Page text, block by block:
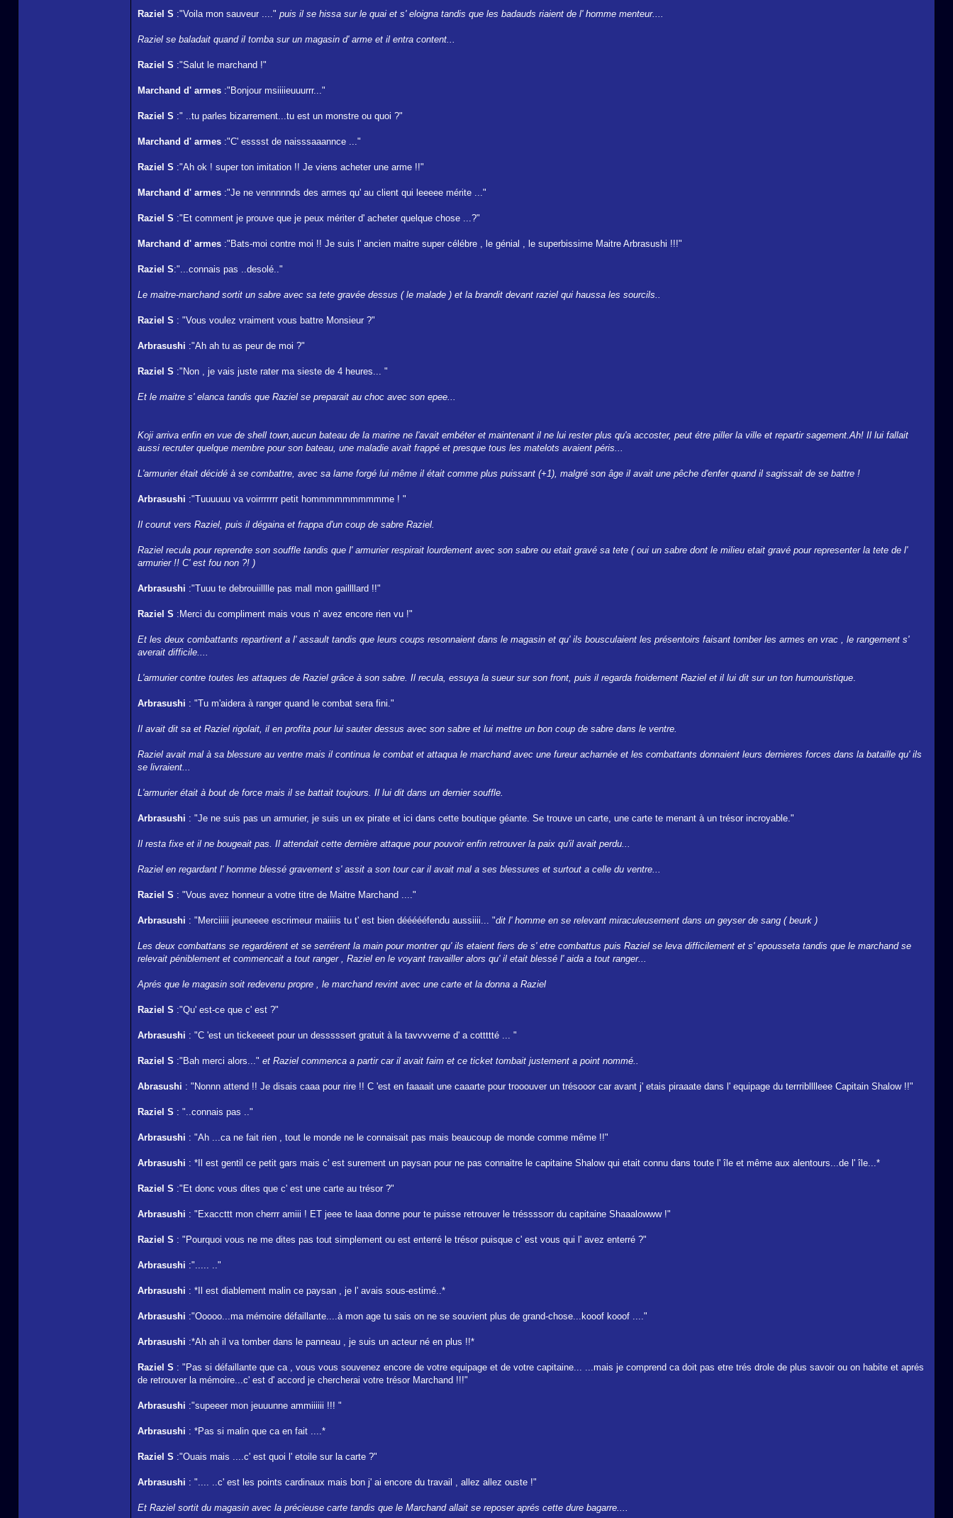
Raziel S :"Voila mon sauveur ...." puis il se hissa sur le quai et s' eloigna tandis que les badauds riaient de l' homme menteur....
Raziel se baladait quand il tomba sur un magasin d' arme et il entra content...
Raziel S :"Salut le marchand !"
Marchand d' armes :"Bonjour msiiiieuuurrr..."
Raziel S :" ..tu parles bizarrement...tu est un monstre ou quoi ?"
Marchand d' armes :"C' esssst de naisssaaannce ..."
Raziel S :"Ah ok ! super ton imitation !! Je viens acheter une arme !!"
Marchand d' armes :"Je ne vennnnnds des armes qu' au client qui leeeee mérite ..."
Raziel S :"Et comment je prouve que je peux mériter d' acheter quelque chose ...?"
Marchand d' armes :"Bats-moi contre moi !! Je suis l' ancien maitre super célébre , le génial , le superbissime Maitre Arbrasushi !!!"
Raziel S:"...connais pas ..desolé.."
Le maitre-marchand sortit un sabre avec sa tete gravée dessus ( le malade ) et la brandit devant raziel qui haussa les sourcils..
Raziel S : "Vous voulez vraiment vous battre Monsieur ?"
Arbrasushi :"Ah ah tu as peur de moi ?"
Raziel S :"Non , je vais juste rater ma sieste de 4 heures... "
Et le maitre s' elanca tandis que Raziel se preparait au choc avec son epee...
Koji arriva enfin en vue de shell town,aucun bateau de la marine ne l'avait embéter et maintenant il ne lui rester plus qu'a accoster, peut étre piller la ville et repartir sagement.Ah! Il lui fallait
aussi recruter quelque membre pour son bateau, une maladie avait frappé et presque tous les matelots avaient péris...
L'armurier était décidé à se combattre, avec sa lame forgé lui même il était comme plus puissant (+1), malgré son âge il avait une pêche d'enfer quand il sagissait de se battre !
Arbrasushi :"Tuuuuuu va voirrrrrrr petit hommmmmmmmmme ! "
Il courut vers Raziel, puis il dégaina et frappa d'un coup de sabre Raziel.
Raziel recula pour reprendre son souffle tandis que l' armurier respirait lourdement avec son sabre ou etait gravé sa tete ( oui un sabre dont le milieu etait gravé pour representer la tete de l'
armurier !! C' est fou non ?! )
Arbrasushi :"Tuuu te debrouiilllle pas mall mon gaillllard !!"
Raziel S :Merci du compliment mais vous n' avez encore rien vu !"
Et les deux combattants repartirent a l' assault tandis que leurs coups resonnaient dans le magasin et qu' ils bousculaient les présentoirs faisant tomber les armes en vrac , le rangement s'
averait difficile....
L'armurier contre toutes les attaques de Raziel grâce à son sabre. Il recula, essuya la sueur sur son front, puis il regarda froidement Raziel et il lui dit sur un ton humouristique.
Arbrasushi : "Tu m'aidera à ranger quand le combat sera fini."
Il avait dit sa et Raziel rigolait, il en profita pour lui sauter dessus avec son sabre et lui mettre un bon coup de sabre dans le ventre.
Raziel avait mal à sa blessure au ventre mais il continua le combat et attaqua le marchand avec une fureur acharnée et les combattants donnaient leurs dernieres forces dans la bataille qu' ils
se livraient...
L'armurier était à bout de force mais il se battait toujours. Il lui dit dans un dernier souffle.
Arbrasushi : "Je ne suis pas un armurier, je suis un ex pirate et ici dans cette boutique géante. Se trouve un carte, une carte te menant à un trésor incroyable."
Il resta fixe et il ne bougeait pas. Il attendait cette dernière attaque pour pouvoir enfin retrouver la paix qu'il avait perdu...
Raziel en regardant l' homme blessé gravement s' assit a son tour car il avait mal a ses blessures et surtout a celle du ventre...
Raziel S : "Vous avez honneur a votre titre de Maitre Marchand ...."
Arbrasushi : "Merciiiii jeuneeee escrimeur maiiiis tu t' est bien déééééfendu aussiiii... "dit l' homme en se relevant miraculeusement dans un geyser de sang ( beurk )
Les deux combattans se regardérent et se serrérent la main pour montrer qu' ils etaient fiers de s' etre combattus puis Raziel se leva difficilement et s' epousseta tandis que le marchand se
relevait péniblement et commencait a tout ranger , Raziel en le voyant travailler alors qu' il etait blessé l' aida a tout ranger...
Aprés que le magasin soit redevenu propre , le marchand revint avec une carte et la donna a Raziel
Raziel S :"Qu' est-ce que c' est ?"
Arbrasushi : "C 'est un tickeeeet pour un desssssert gratuit à la tavvvverne d' a cottttté ... "
Raziel S :"Bah merci alors..." et Raziel commenca a partir car il avait faim et ce ticket tombait justement a point nommé..
Abrasushi : "Nonnn attend !! Je disais caaa pour rire !! C 'est en faaaait une caaarte pour trooouver un trésooor car avant j' etais piraaate dans l' equipage du terrriblllleee Capitain Shalow !!"
Raziel S : "..connais pas .."
Arbrasushi : "Ah ...ca ne fait rien , tout le monde ne le connaisait pas mais beaucoup de monde comme même !!"
Arbrasushi : *Il est gentil ce petit gars mais c' est surement un paysan pour ne pas connaitre le capitaine Shalow qui etait connu dans toute l' île et même aux alentours...de l' île...*
Raziel S :"Et donc vous dites que c' est une carte au trésor ?"
Arbrasushi : "Exaccttt mon cherrr amiii ! ET jeee te laaa donne pour te puisse retrouver le tréssssorr du capitaine Shaaalowww !"
Raziel S : "Pourquoi vous ne me dites pas tout simplement ou est enterré le trésor puisque c' est vous qui l' avez enterré ?"
Arbrasushi :"..... .."
Arbrasushi : *Il est diablement malin ce paysan , je l' avais sous-estimé..*
Arbrasushi :"Ooooo...ma mémoire défaillante....à mon age tu sais on ne se souvient plus de grand-chose...kooof kooof ...."
Arbrasushi :*Ah ah il va tomber dans le panneau , je suis un acteur né en plus !!*
Raziel S : "Pas si défaillante que ca , vous vous souvenez encore de votre equipage et de votre capitaine... ...mais je comprend ca doit pas etre trés drole de plus savoir ou on habite et aprés
de retrouver la mémoire...c' est d' accord je chercherai votre trésor Marchand !!!"
Arbrasushi :"supeeer mon jeuuunne ammiiiiii !!! "
Arbrasushi : *Pas si malin que ca en fait ....*
Raziel S :"Ouais mais ....c' est quoi l' etoile sur la carte ?"
Arbrasushi : ".... ..c' est les points cardinaux mais bon j' ai encore du travail , allez allez ouste !"
Et Raziel sortit du magasin avec la précieuse carte tandis que le Marchand allait se reposer aprés cette dure bagarre....